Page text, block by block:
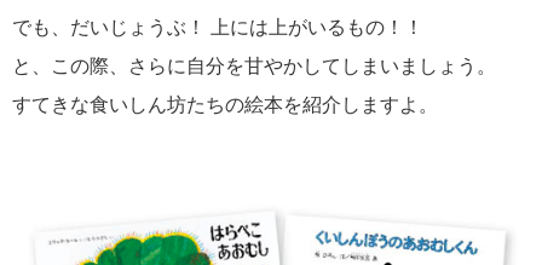
でも、だいじょうぶ！ 上には上がいるもの！！
と、この際、さらに自分を甘やかしてしまいましょう。
すてきな食いしん坊たちの絵本を紹介しますよ。